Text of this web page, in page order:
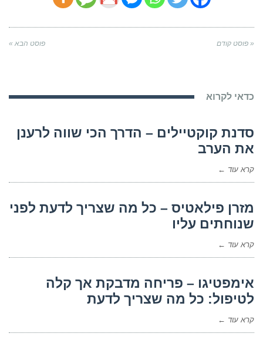
« פוסט קודם פוסט הבא »
כדאי לקרוא
סדנת קוקטיילים – הדרך הכי שווה לרענן
את הערב
קרא עוד ←
מזרן פילאטיס – כל מה שצריך לדעת לפני
שנוחתים עליו
קרא עוד ←
אימפטיגו – פריחה מדבקת אך קלה
לטיפול: כל מה שצריך לדעת
קרא עוד ←